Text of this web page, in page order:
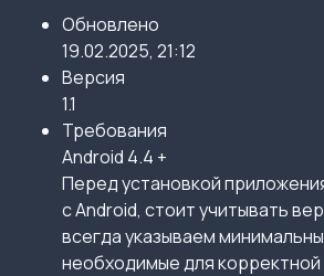
Обновлено
19.02.2025, 21:12
Версия
1.1
Требования
Android 4.4 +
Перед установкой
с Android, стоит учитывать
всегда указываем
необходимые для